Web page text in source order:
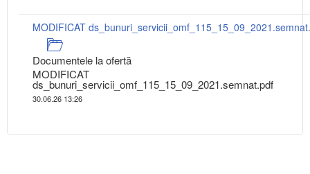
MODIFICAT
Documentele la ofertă
MODIFICAT
ds_bunuri_servicii_omf_115_15_09_2021.semnat.pdf
30.06.26 13:26